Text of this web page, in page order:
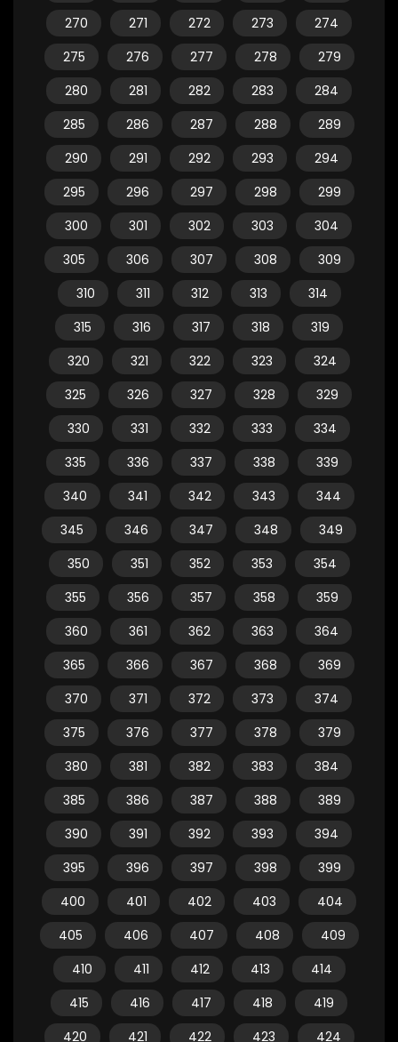
270
271 272 273
274
275
276 277 278
279
280
281 282 283
284
285
286 287 288
289
290
291 292 293
294
295
296 297 298
299
300
301 302 303
304
305
306 307 308
309
310
311 312 313
314
315
316 317 318
319
320
321 322 323
324
325
326 327 328
329
330
331 332 333
334
335
336 337 338
339
340
341 342 343
344
345
346 347 348
349
350
351 352 353
354
355
356 357 358
359
360
361 362 363
364
365
366 367 368
369
370
371 372 373
374
375
376 377 378
379
380
381 382 383
384
385
386 387 388
389
390
391 392 393
394
395
396 397 398
399
400
401 402 403
404
405
406 407 408
409
410
411 412 413
414
415
416 417 418
419
420
421 422 423 424